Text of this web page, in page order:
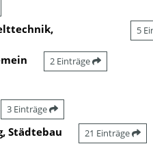
5
2 Einträge
3 Einträge
Städtebau 21 Einträge